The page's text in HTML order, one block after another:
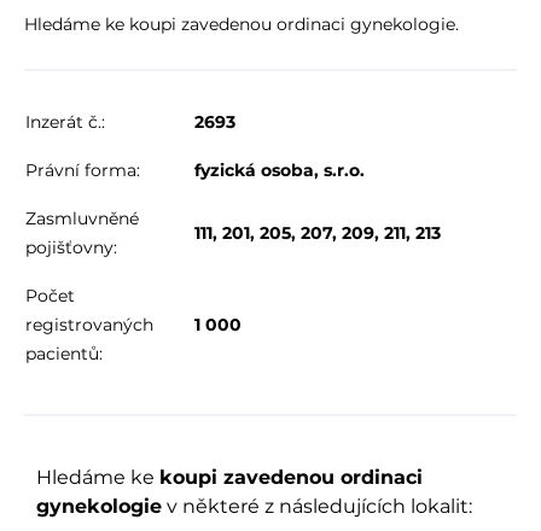
Hledáme ke koupi zavedenou ordinaci gynekologie.
Inzerát č.: 2693
Právní forma: fyzická osoba, s.r.o.
Zasmluvněné
pojišťovny:
111, 201, 205, 207, 209, 211, 213
Počet
registrovaných
pacientů:
1 000
Hledáme ke koupi zavedenou ordinaci
gynekologie v některé z následujících lokalit: